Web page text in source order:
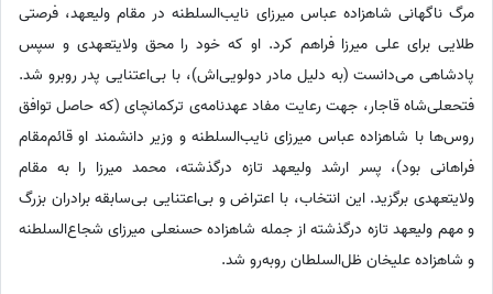
مرگ ناگهانی شاهزاده عباس میرزای نایب‌السلطنه در مقام ولیعهد، فرصتی
طلایی برای علی میرزا فراهم کرد. او که خود را محق ولایتعهدی و سپس
پادشاهی می‌دانست (به دلیل مادر دولویی‌اش)، با بی‌اعتنایی پدر روبرو شد.
فتحعلی‌شاه قاجار، جهت رعایت مفاد عهدنامه‌ی ترکمانچای (که حاصل توافق
روس‌ها با شاهزاده عباس میرزای نایب‌السلطنه و وزیر دانشمند او قائم‌مقام
فراهانی بود)، پسر ارشد ولیعهد تازه درگذشته، محمد میرزا را به مقام
ولایتعهدی برگزید. این انتخاب، با اعتراض و بی‌اعتنایی بی‌سابقه برادران بزرگ
و مهم ولیعهد تازه درگذشته از جمله شاهزاده حسنعلی میرزای شجاع‌السلطنه
و شاهزاده علیخان ظل‌السلطان روبه‌رو شد.